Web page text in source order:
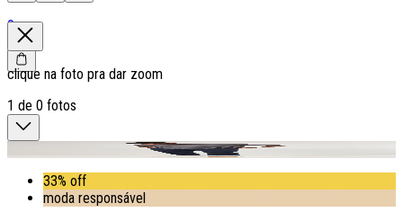
0
clique na foto pra dar zoom
1 de 0 fotos
33% off
moda responsável